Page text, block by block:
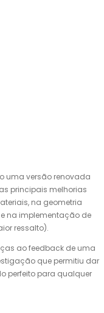
uma versão renovada
principais melhorias
na geometria
na implementação de
ressalto).
ao feedback de uma
que permitiu dar
perfeito para qualquer